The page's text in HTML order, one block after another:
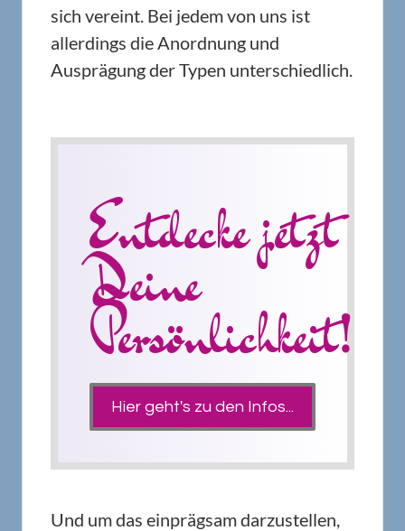
sich vereint. Bei jedem von uns ist
allerdings die Anordnung und
Ausprägung der Typen unterschiedlich.
Entdecke jetzt
Deine
Persönlichkeit!
Hier geht's zu den Infos...
Und um das einprägsam darzustellen,